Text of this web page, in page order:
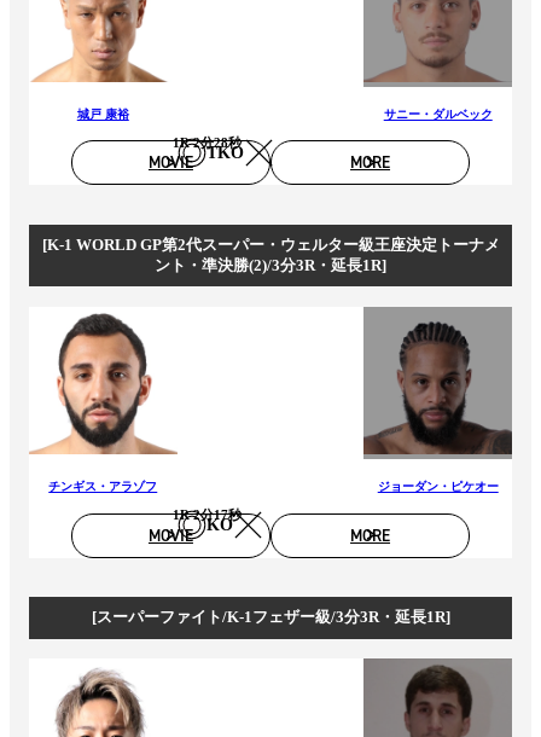
城戸 康裕
TKO
1R 2分28秒
サニー・ダルベック
MOVIE MORE
[K-1 WORLD GP第2代スーパー・ウェルター級王座決定トーナメ
ント・準決勝(2)/3分3R・延長1R]
チンギス・アラゾフ
KO
1R 2分17秒
ジョーダン・ピケオー
MOVIE MORE
[スーパーファイト/K-1フェザー級/3分3R・延長1R]